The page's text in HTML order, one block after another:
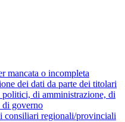
mancata o incompleta
dei dati da parte dei titolari
di amministrazione, di
di governo
consiliari regionali/provinciali